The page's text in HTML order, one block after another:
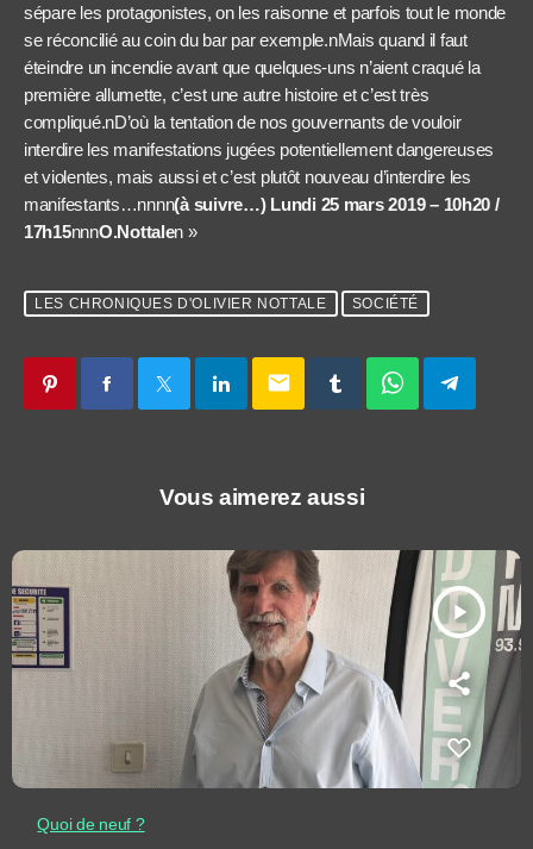
sépare les protagonistes, on les raisonne et parfois tout le monde
se réconcilié au coin du bar par exemple.nMais quand il faut
éteindre un incendie avant que quelques-uns n’aient craqué la
première allumette, c’est une autre histoire et c’est très
compliqué.nD’où la tentation de nos gouvernants de vouloir
interdire les manifestations jugées potentiellement dangereuses
et violentes, mais aussi et c’est plutôt nouveau d’interdire les
manifestants…nnnn(à suivre…) Lundi 25 mars 2019 – 10h20 /
17h15nnnO.Nottalen »
LES CHRONIQUES D'OLIVIER NOTTALE SOCIÉTÉ
email
Vous aimerez aussi
play_arrow
Quoi de neuf ?